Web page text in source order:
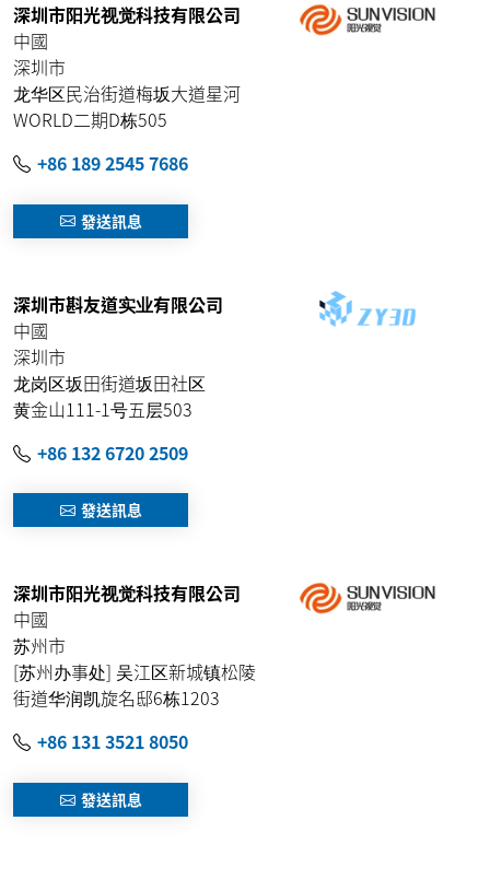
深圳市阳光视觉科技有限公司
中國
深圳市
龙华区民治街道梅坂大道星河
WORLD二期D栋505
+86 189 2545 7686
發送訊息
深圳市斟友道实业有限公司
中國
深圳市
龙岗区坂田街道坂田社区
黄金山111-1号五层503
+86 132 6720 2509
發送訊息
深圳市阳光视觉科技有限公司
中國
苏州市
[苏州办事处] 吴江区新城镇松陵
街道华润凯旋名邸6栋1203
+86 131 3521 8050
發送訊息